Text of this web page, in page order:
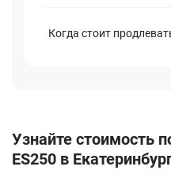
Когда стоит
Узнайте стоимость
ES250 в